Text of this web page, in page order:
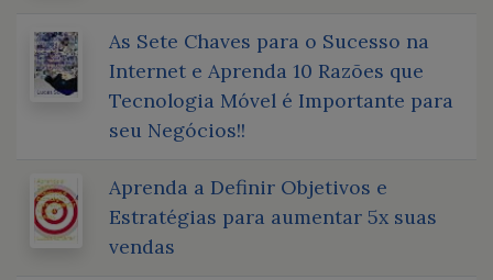
As Sete Chaves para o Sucesso na
Internet e Aprenda 10 Razões que
Tecnologia Móvel é Importante para
seu Negócios!!
Aprenda a Definir Objetivos e
Estratégias para aumentar 5x suas
vendas